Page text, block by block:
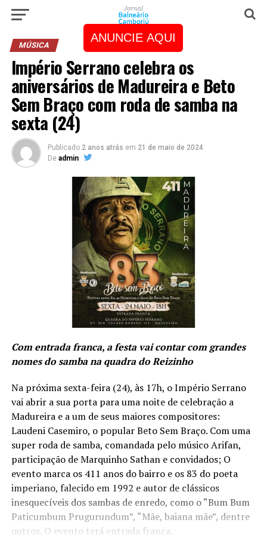
ANUNCIE AQUI
MÚSICA
Império Serrano celebra os
aniversários de Madureira e Beto
Sem Braço com roda de samba na
sexta (24)
Publicado 2 anos atrás em 21 de maio de 2024
De admin
Com entrada franca, a festa vai contar com grandes
nomes do samba na quadra do Reizinho
Na próxima sexta-feira (24), às 17h, o Império Serrano
vai abrir a sua porta para uma noite de celebração a
Madureira e a um de seus maiores compositores:
Laudeni Casemiro, o popular Beto Sem Braço. Com uma
super roda de samba, comandada pelo músico Arifan,
participação de Marquinho Sathan e convidados; O
evento marca os 411 anos do bairro e os 83 do poeta
imperiano, falecido em 1992 e autor de clássicos
inesquecíveis dos sambas de enredo, como o “Bum Bum
Paticumbum Prugurundum”, “Mãe, baiana mãe”, dentre
outros. O evento terá entrada franca.